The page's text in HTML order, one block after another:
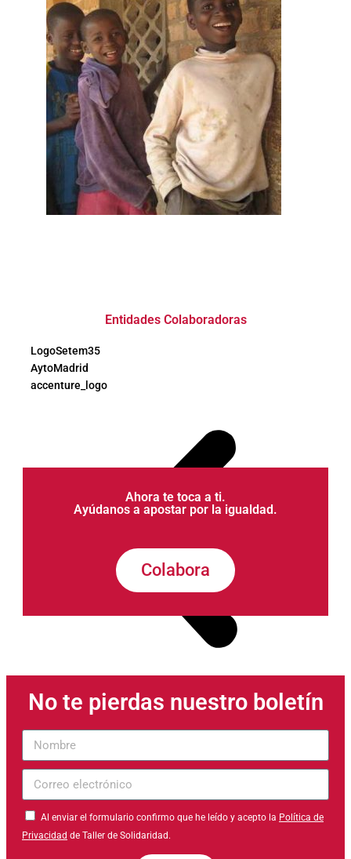
Entidades Colaboradoras
LogoSetem35
AytoMadrid
accenture_logo
Ahora te toca a ti.
Ayúdanos a apostar por la igualdad.
Colabora
No te pierdas nuestro boletín
Al enviar el formulario confirmo que he leído y acepto la Política de
Privacidad de Taller de Solidaridad.